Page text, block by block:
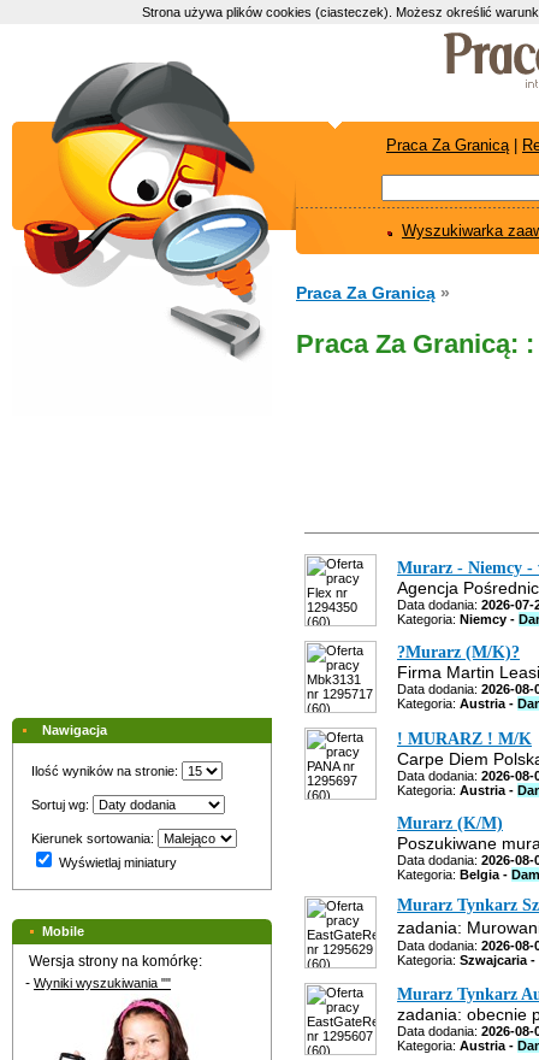
Praca Za Granicą|
Wyszukiwarka
Praca Za Granicą »
Praca Za Granicą: :
Murarz - Niemcy -
Agencja
Data dodania: 2026-07-
Kategoria: Niemcy -
?Murarz (M/K)?
Firma Martin
Data dodania: 2026-08-
Kategoria: Austria -
! MURARZ ! M/K
Carpe Diem
Data dodania: 2026-08-
Kategoria: Austria -
Murarz (K/M)
Poszukiwane
Data dodania: 2026-08-
Kategoria: Belgia -
Murarz Tynkarz
zadania:
Data dodania: 2026-08-
Kategoria: Szwajcaria -
Murarz Tynkarz
zadania: obecnie
Data dodania: 2026-08-
Kategoria: Austria -
Nawigacja
Ilość wyników na stronie:
Sortuj wg:
Kierunek sortowania:
Wyświetlaj miniatury
Mobile
Wersja strony na komórkę:
- Wyniki wyszukiwania ""
Strona używa plików cookies (ciasteczek). Możesz określić